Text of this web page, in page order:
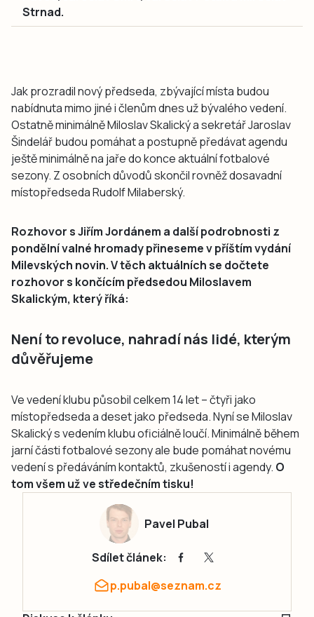
Strnad.
Jak prozradil nový předseda, zbývající místa budou
nabídnuta mimo jiné i členům dnes už bývalého vedení.
Ostatně minimálně Miloslav Skalický a sekretář Jaroslav
Šindelář budou pomáhat a postupně předávat agendu
ještě minimálně na jaře do konce aktuální fotbalové
sezony. Z osobních důvodů skončil rovněž dosavadní
místopředseda Rudolf Milaberský.
Rozhovor s Jiřím Jordánem a další podrobnosti z
pondělní valné hromady přineseme v příštím vydání
Milevských novin. V těch aktuálních se dočtete
rozhovor s končícím předsedou Miloslavem
Skalickým, který říká:
Není to revoluce, nahradí nás lidé, kterým
důvěřujeme
Ve vedení klubu působil celkem 14 let – čtyři jako
místopředseda a deset jako předseda. Nyní se Miloslav
Skalický s vedením klubu oficiálně loučí. Minimálně během
jarní části fotbalové sezony ale bude pomáhat novému
vedení s předáváním kontaktů, zkušeností i agendy. O
tom všem už ve středečním tisku!
Pavel Pubal
Sdílet článek:
p.pubal@seznam.cz